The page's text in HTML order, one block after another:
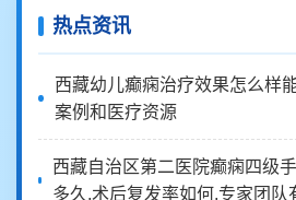
热点资讯
西藏幼儿癫痫治疗效果怎么样
案例和医疗资源
西藏自治区第二医院癫痫四级
多久,术后复发率如何,专家团队